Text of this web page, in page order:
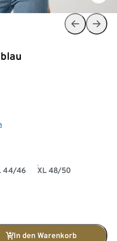
44/46 XL 48/50
In den Warenkorb